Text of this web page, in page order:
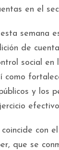
en el
semana
de
social en
como
y los
con
que se